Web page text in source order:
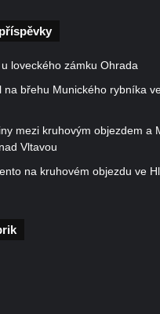
na Křížové cestě na Křížovém
Jakuba Většího v Sokolově
Panny Marie ve
Jména Panny Marie v Sepekově
v Milevsku
loveckého zámku Ohrada
na břehu Munického rybníka
mezi kruhovým objezdem a
Vltavou
na kruhovém objezdu ve